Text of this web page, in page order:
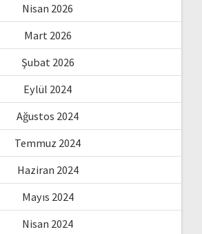
Nisan 2026
Mart 2026
Şubat 2026
Eylül 2024
Ağustos 2024
Temmuz 2024
Haziran 2024
Mayıs 2024
Nisan 2024